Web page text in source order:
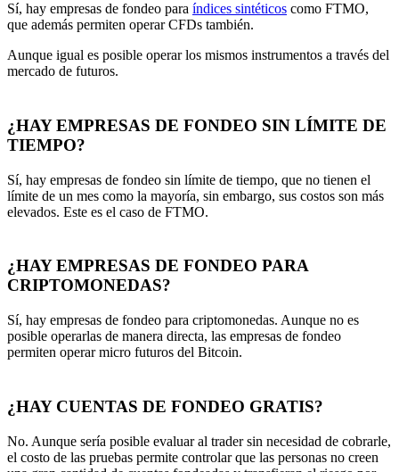
Sí, hay empresas de fondeo para índices sintéticos como FTMO,
que además permiten operar CFDs también.
Aunque igual es posible operar los mismos instrumentos a través del
mercado de futuros.
¿HAY EMPRESAS DE FONDEO SIN LÍMITE DE
TIEMPO?
Sí, hay empresas de fondeo sin límite de tiempo, que no tienen el
límite de un mes como la mayoría, sin embargo, sus costos son más
elevados. Este es el caso de FTMO.
¿HAY EMPRESAS DE FONDEO PARA
CRIPTOMONEDAS?
Sí, hay empresas de fondeo para criptomonedas. Aunque no es
posible operarlas de manera directa, las empresas de fondeo
permiten operar micro futuros del Bitcoin.
¿HAY CUENTAS DE FONDEO GRATIS?
No. Aunque sería posible evaluar al trader sin necesidad de cobrarle,
el costo de las pruebas permite controlar que las personas no creen